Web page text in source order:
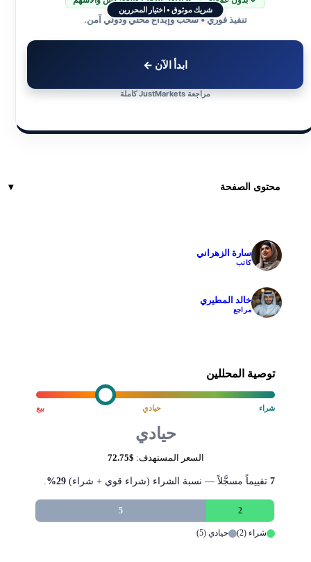
شريك موثوق • اختيار المحررين
تنفيذ فوري • سحب وإيداع محلي ودولي آمن.
ابدأ الآن ←
مراجعة JustMarkets كاملة
محتوى الصفحة
سارة الزهراني
كاتب
خالد المطيري
مراجع
توصية المحللين
بيع حيادي شراء
حيادي
السعر المستهدف: $72.75
7تقييماً مسجَّلاً — نسبة الشراء (شراء قوي + شراء) 29%
.
2
5
شراء (2) حيادي (5)